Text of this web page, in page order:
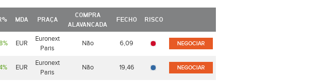
MDA PRAÇA
COMPRA
ALAVANCADA
FECHO RISCO
EUR
Euronext
Paris
Não 6,09 NEGOCIAR
EUR
Euronext
Paris
Não 19,46 NEGOCIAR